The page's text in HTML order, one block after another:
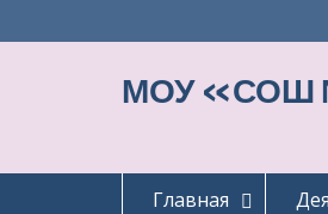
к
МОУ «СОШ
Главная